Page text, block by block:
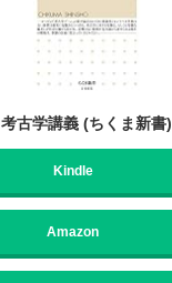
考古学講義 (ちくま新書)
Kindle
Amazon